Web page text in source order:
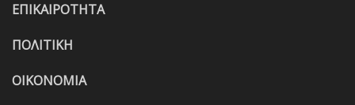
ΕΠΙΚΑΙΡΟΤΗΤΑ
ΠΟΛΙΤΙΚΗ
ΟΙΚΟΝΟΜΙΑ